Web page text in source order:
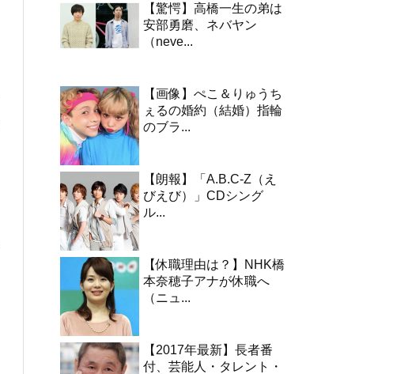
【驚愕】高橋一生の弟は
安部勇磨、ネバヤン
（neve...
【画像】ぺこ＆りゅうち
ぇるの婚約（結婚）指輪
のブラ...
【朗報】「A.B.C-Z（え
びえび）」CDシング
ル...
【休職理由は？】NHK橋
本奈穂子アナが休職へ
（ニュ...
【2017年最新】長者番
付、芸能人・タレント・